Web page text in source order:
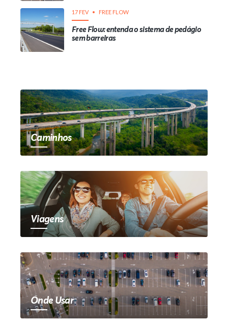
17 FEV FREE FLOW
Free Flow: entenda o sistema de pedágio
sem barreiras
Caminhos
Viagens
Onde Usar